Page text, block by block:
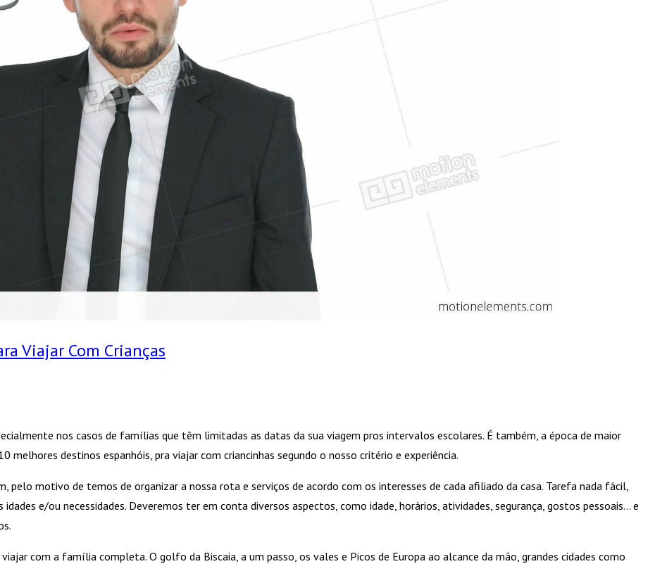
Viajar Com Crianças
nos casos de famílias que têm limitadas as datas da sua viagem pros intervalos escolares. É também, a época de maior
destinos espanhóis, pra viajar com criancinhas segundo o nosso critério e experiência.
pelo motivo de temos de organizar a nossa rota e serviços de acordo com os interesses de cada afiliado da casa. Tarefa nada fácil,
e/ou necessidades. Deveremos ter em conta diversos aspectos, como idade, horários, atividades, segurança, gostos pessoais… e
com a família completa. O golfo da Biscaia, a um passo, os vales e Picos de Europa ao alcance da mão, grandes cidades como